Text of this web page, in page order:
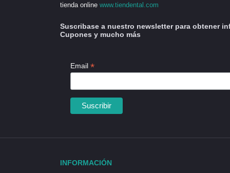
tienda online www.tiendental.com
Suscribase a nuestro newsletter para obtener
Cupones y mucho más
Email *
INFORMACIÓN